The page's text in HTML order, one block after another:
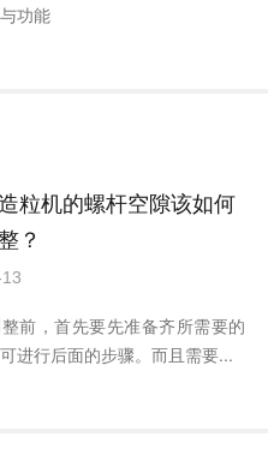
功能
粒机的螺杆空隙该如何
？
前，首先要先准备齐所需要的
进行后面的步骤。而且需要...